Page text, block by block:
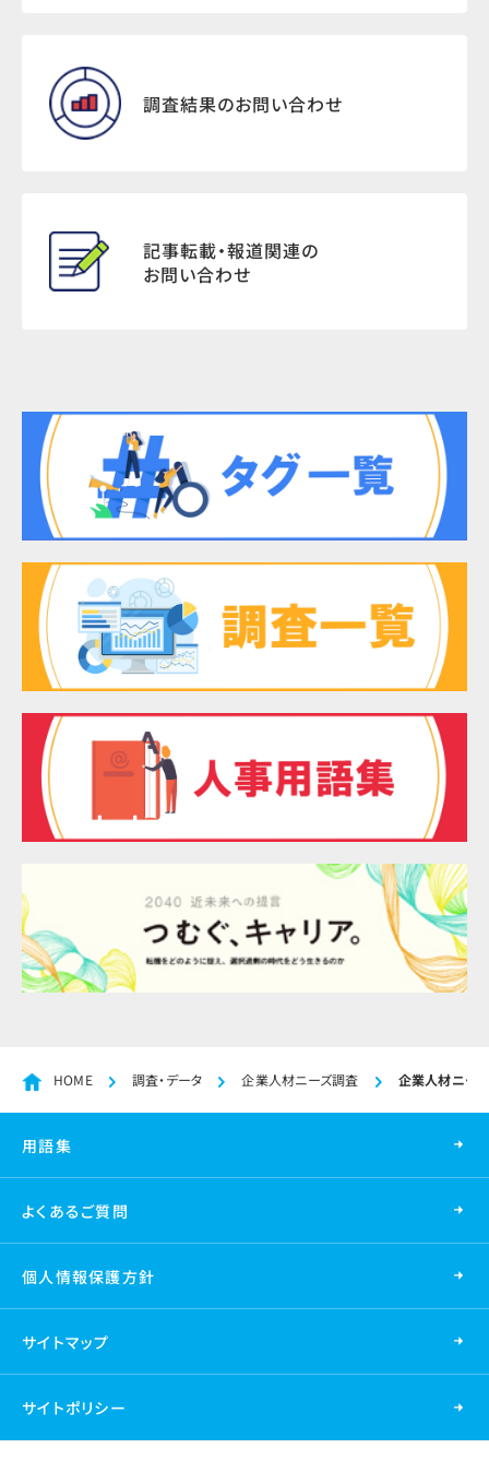
調査結果のお問い合わせ
記事転載・報道関連の
お問い合わせ
HOME 調査・データ 企業人材ニーズ調査 企業人材ニー
用語集
よくあるご質問
個人情報保護方針
サイトマップ
サイトポリシー